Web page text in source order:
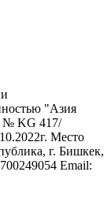
"Азия
№ KG 417/
Место
г. Бишкек,
Email: